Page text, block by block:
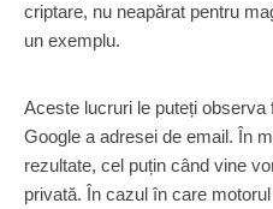
criptare, nu neapărat pentru
un exemplu.
Aceste lucruri le puteți
Google a adresei de email. În
rezultate, cel puțin când vine
privată. În cazul în care